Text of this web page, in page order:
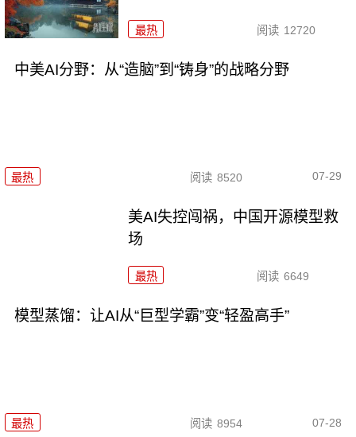
最热 阅读 12720
中美AI分野：从“造脑”到“铸身”的战略分野
最热 阅读 8520 07-29
美AI失控闯祸，中国开源模型救
场
最热 阅读 6649
模型蒸馏：让AI从“巨型学霸”变“轻盈高手”
最热 阅读 8954 07-28